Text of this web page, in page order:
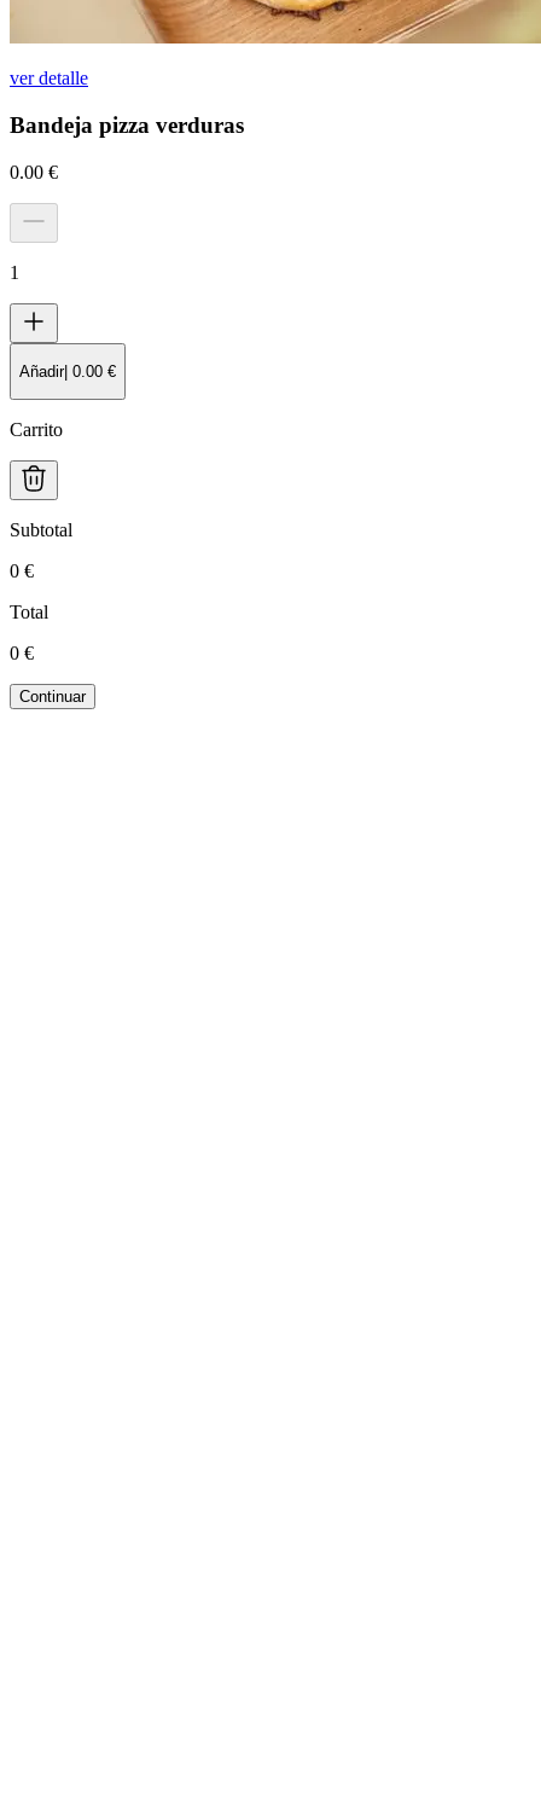
ver detalle
Bandeja pizza verduras
0.00 €
1
Añadir| 0.00 €
Carrito
Subtotal
0 €
Total
0 €
Continuar